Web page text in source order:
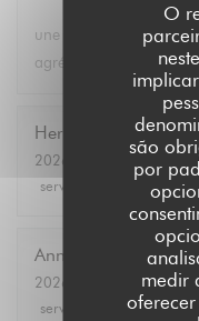
O
são
por
medir
une carte bien fournie,
agréable
Hervé
2026-08-04
- 12:00 -
service
ambience:
Annie
2026-08-03
- 19:00 -
service
ambience: